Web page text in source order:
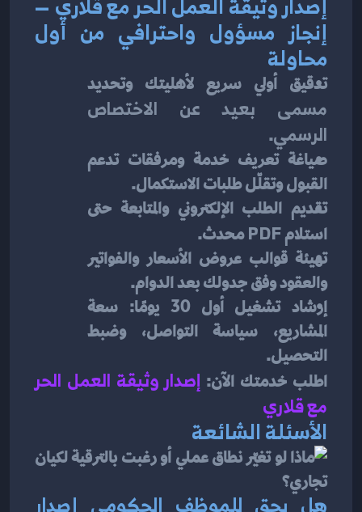
محاولة
تدقيق أولي سريع لأهليتك وتحديد
الرسمي.
القبول وتقلّل طلبات الاستكمال.
استلام PDF محدث.
تهيئة قوالب عروض الأسعار والفواتير
والعقود وفق جدولك بعد الدوام.
إرشاد تشغيل أول 30 يومًا: سعة
المشاريع، سياسة التواصل، وضبط
التحصيل.
اطلب خدمتك الآن:
إصدار وثيقة العمل الحر
مع قلاري
الأسئلة الشائعة